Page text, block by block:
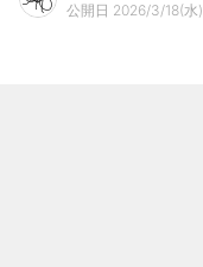
公開日 2026/3/18(水)